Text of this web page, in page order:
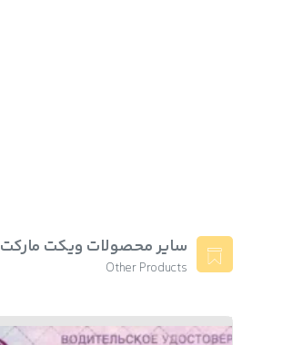
سایر محصولات ویکت مارکت
Other Products